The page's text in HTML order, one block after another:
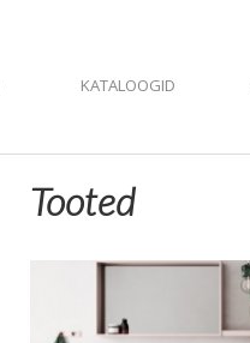
KATALOOGID
Tooted